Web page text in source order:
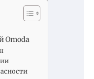
Omoda